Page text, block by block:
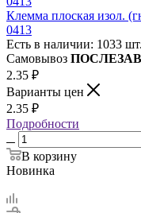
Клемма плоская изол.
0413
Есть в наличии: 1033 шт.
Самовывоз
2.35 ₽
Варианты цен
2.35 ₽
Подробности
В корзину
Новинка